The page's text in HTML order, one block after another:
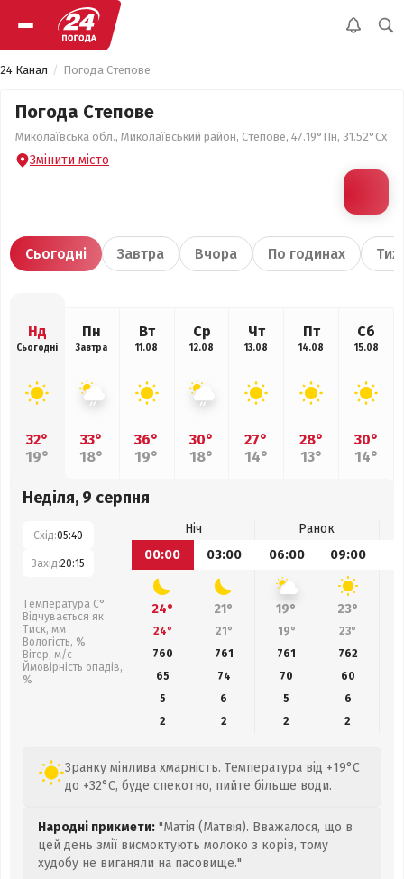
24 Канал Погода Степове
Погода Степове
Миколаївська обл., Миколаївський район, Степове, 47.19°Пн, 31.52°Сх
Змінити місто
Сьогодні Завтра Вчора По годинах
Нд
Сьогодні
32°
19°
Пн
Завтра
33°
18°
Вт
11.08
36°
19°
Ср
12.08
30°
18°
Чт
13.08
27°
14°
Пт
14.08
28°
13°
Сб
15.08
30°
14°
Неділя, 9 серпня
Схід:05:40
Захід:20:15
Температура С°
Відчувається як
Тиск, мм
Вологість, %
Вітер, м/с
Ймовірність опадів,
%
Ніч
Ранок
00:00
03:00 06:00 09:00
24° 21° 19° 23°
24° 21° 19° 23°
760
761 761 762
65
74 70 60
5
6 5
6
2
2 2 2
Зранку мінлива хмарність. Температура від +19°C
до +32°C, буде спекотно, пийте більше води.
Народні прикмети: "Матія (Матвія). Вважалося, що в
цей день змії висмоктують молоко з корів, тому
худобу не виганяли на пасовище."